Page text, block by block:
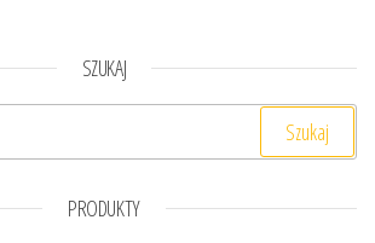
SZUKAJ
PRODUKTY